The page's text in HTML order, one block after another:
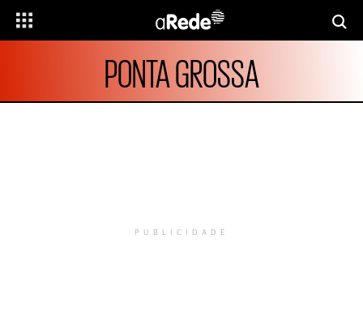
PONTA GROSSA
PUBLICIDADE